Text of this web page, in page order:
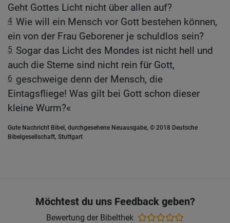
Geht Gottes Licht nicht über allen auf?
4 Wie will ein Mensch vor Gott bestehen können,
ein von der Frau Geborener je schuldlos sein?
5 Sogar das Licht des Mondes ist nicht hell und
auch die Sterne sind nicht rein für Gott,
6 geschweige denn der Mensch, die
Eintagsfliege! Was gilt bei Gott schon dieser
kleine Wurm?«
Gute Nachricht Bibel, durchgesehene Neuausgabe, © 2018 Deutsche
Bibelgesellschaft, Stuttgart
Möchtest du uns Feedback geben?
Bewertung der Bibelthek